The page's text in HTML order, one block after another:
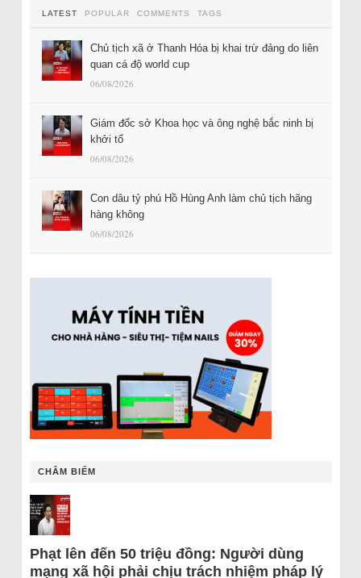
LATEST POPULAR COMMENTS TAGS
Chủ tịch xã ở Thanh Hóa bị khai trừ đảng do liên
quan cá độ world cup
06/08/2026
Giám đốc sở Khoa học và ông nghệ bắc ninh bị
khởi tố
06/08/2026
Con dâu tỷ phú Hồ Hùng Anh làm chủ tịch hãng
hàng không
06/08/2026
CHÂM BIẾM
Phạt lên đến 50 triệu đồng: Người dùng
mạng xã hội phải chịu trách nhiệm pháp lý